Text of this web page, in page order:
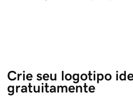
Crie seu logotipo
gratuitamente